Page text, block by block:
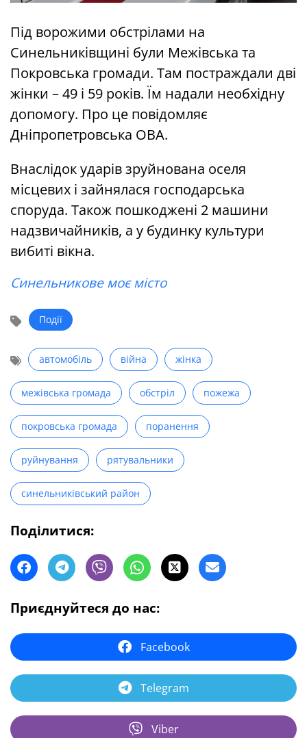
Під ворожими обстрілами на
Синельниківщині були Межівська та
Покровська громади. Там постраждали дві
жінки – 49 і 59 років. Їм надали необхідну
допомогу. Про це повідомляє
Дніпропетровська ОВА.
Внаслідок ударів зруйнована оселя
місцевих і зайнялася господарська
споруда. Також пошкоджені 2 машини
надзвичайників, а у будинку культури
вибиті вікна.
Синельникове моє місто
Події
автомобіль війна жінка
межівська громада обстріл пожежа
покровська громада поранення
руйнування рятувальники
синельниківський район
Поділитися:
Приєднуйтеся до нас:
Facebook
Telegram
Viber